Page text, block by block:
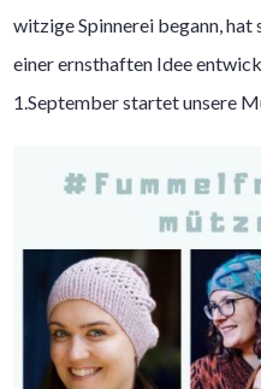
witzige Spinnerei begann, hat
einer ernsthaften Idee
1.September startet unsere